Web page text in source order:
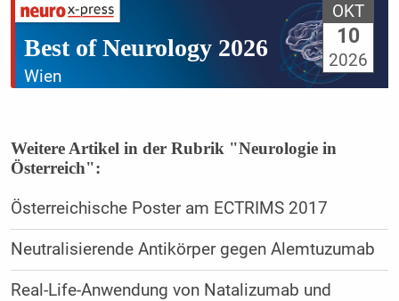
Best of Neurology 2026
Wien
OKT
10
2026
Weitere Artikel in der Rubrik "Neurologie in
Österreich":
Österreichische Poster am ECTRIMS 2017
Neutralisierende Antikörper gegen Alemtuzumab
Real-Life-Anwendung von Natalizumab und